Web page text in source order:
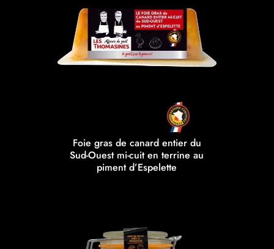
Foie gras de canard entier du
Sud-Ouest mi-cuit en terrine au
piment d’Espelette